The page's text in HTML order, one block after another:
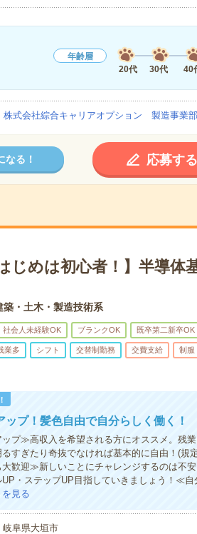
年齢層
20代
30代 40
株式会社綜合キャリアオプション 製造事業部
なる！ 応募する
じめは初心者！】半導体
築・土木・製造技術系
社会人未経験OK ブランクOK 既卒第二新卒OK
業多 シフト 交替制勤務 交費支給 制服
ップ！髪色自由で自分らしく働く！
プ≫高収入を希望される方にオススメ。残
すぎたり奇抜でなければ基本的に自由！(規
歓迎≫新しいことにチャレンジするのは不
UP・ステップUP目指していきましょう！≪
見る
岐阜県大垣市